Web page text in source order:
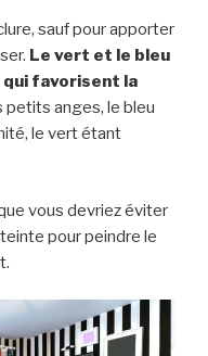
sauf pour apporter
Le vert et le bleu
favorisent la
petits anges, le bleu
le vert étant
vous devriez éviter
pour peindre le